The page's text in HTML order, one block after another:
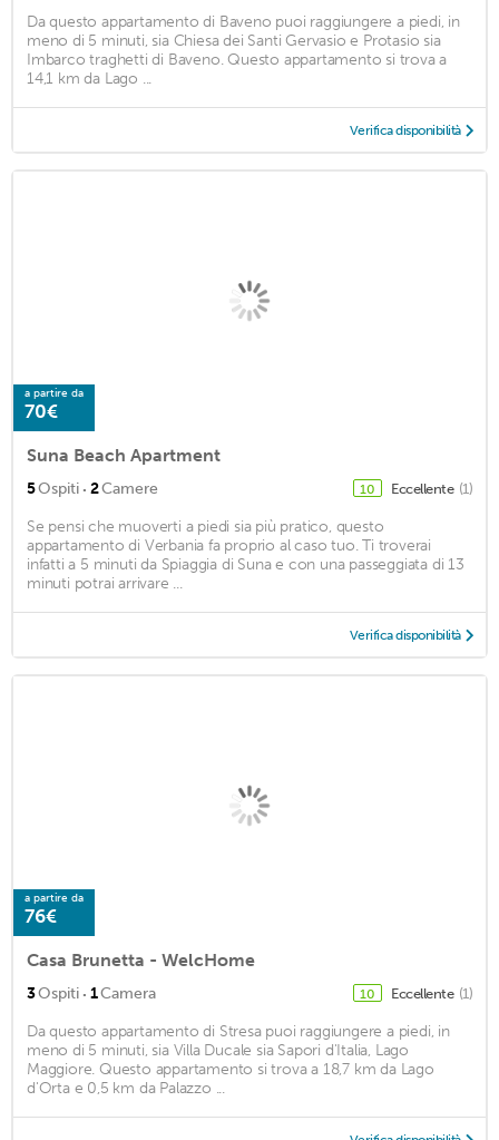
Da questo appartamento di Baveno puoi raggiungere a piedi, in
meno di 5 minuti, sia Chiesa dei Santi Gervasio e Protasio sia
Imbarco traghetti di Baveno. Questo appartamento si trova a
14,1 km da Lago ...
Verifica disponibilità
a partire da
70€
Suna Beach Apartment
5Ospiti · 2Camere 10 Eccellente (1)
Se pensi che muoverti a piedi sia più pratico, questo
appartamento di Verbania fa proprio al caso tuo. Ti troverai
infatti a 5 minuti da Spiaggia di Suna e con una passeggiata di 13
minuti potrai arrivare ...
Verifica disponibilità
a partire da
76€
Casa Brunetta - WelcHome
3Ospiti · 1Camera 10 Eccellente (1)
Da questo appartamento di Stresa puoi raggiungere a piedi, in
meno di 5 minuti, sia Villa Ducale sia Sapori d'Italia, Lago
Maggiore. Questo appartamento si trova a 18,7 km da Lago
d'Orta e 0,5 km da Palazzo ...